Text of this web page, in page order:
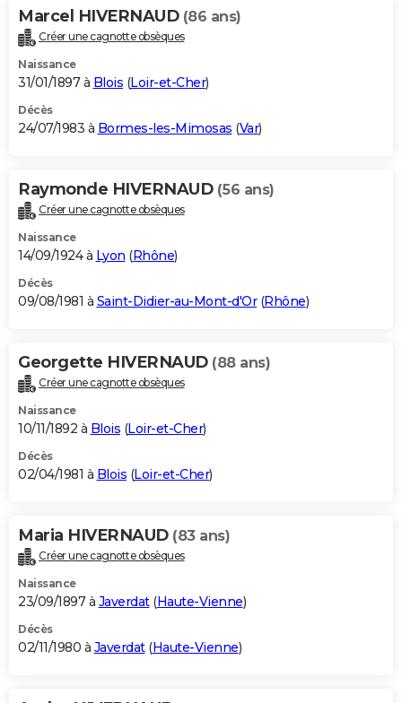
Marcel HIVERNAUD (86 ans)
Créer une cagnotte obsèques
Naissance
31/01/1897 à Blois (Loir-et-Cher)
Décès
24/07/1983 à Bormes-les-Mimosas (Var)
Raymonde HIVERNAUD (56 ans)
Créer une cagnotte obsèques
Naissance
14/09/1924 à Lyon (Rhône)
Décès
09/08/1981 à Saint-Didier-au-Mont-d'Or(Rhône)
Georgette HIVERNAUD (88 ans)
Créer une cagnotte obsèques
Naissance
10/11/1892 à Blois (Loir-et-Cher)
Décès
02/04/1981 à Blois (Loir-et-Cher)
Maria HIVERNAUD (83 ans)
Créer une cagnotte obsèques
Naissance
23/09/1897 à Javerdat(Haute-Vienne)
Décès
02/11/1980 à Javerdat(Haute-Vienne)